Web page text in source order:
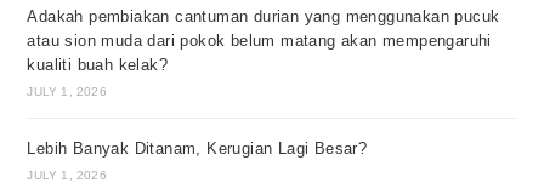
Adakah pembiakan cantuman durian yang menggunakan pucuk
atau sion muda dari pokok belum matang akan mempengaruhi
kualiti buah kelak?
JULY 1, 2026
Lebih Banyak Ditanam, Kerugian Lagi Besar?
JULY 1, 2026